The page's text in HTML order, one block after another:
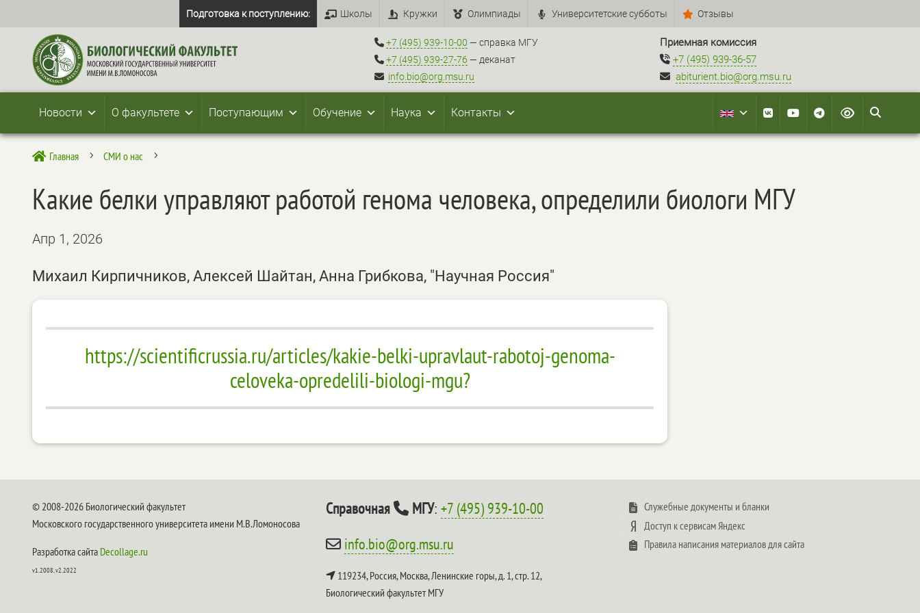
Подготовка к поступлению: Школы Кружки Олимпиады Университетские субботы Отзывы
+7 (495) 939-10-00 — справка МГУ
+7 (495) 939-27-76 — деканат
info.bio@org.msu.ru
Приемная комиссия
+7 (495) 939-36-57
abiturient.bio@org.msu.ru
Новости О факультете Поступающим Обучение Наука Контакты
 Главная 5 СМИ о нас 5
Какие белки управляют работой генома человека, определили биологи МГУ
Апр 1, 2026
Михаил Кирпичников, Алексей Шайтан, Анна Грибкова, "Научная Россия"
https://scientificrussia.ru/articles/kakie-belki-upravlaut-rabotoj-genoma-
celoveka-opredelili-biologi-mgu?
© 2008-2026 Биологический факультет
Московского государственного университета имени М.В.Ломоносова
Разработка сайта Decollage.ru
v1.2008, v2.2022
Справочная МГУ:+7 (495) 939-10-00
info.bio@org.msu.ru
119234, Россия, Москва, Ленинские горы, д. 1, стр. 12,
Биологический факультет МГУ
Служебные документы и бланки
Доступ к сервисам Яндекс
Правила написания материалов для сайта